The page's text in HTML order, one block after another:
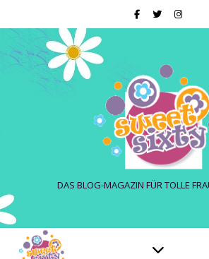
DAS BLOG-MAGAZIN FÜR TOLLE